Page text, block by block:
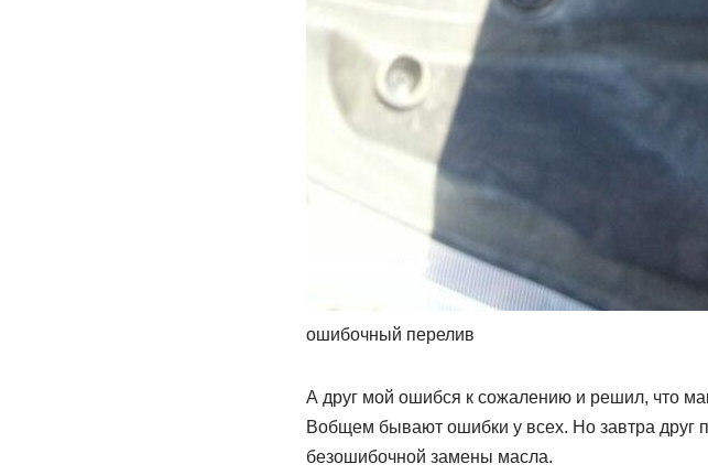
ошибочный перелив
А друг мой ошибся к сожалению и решил, что
Вобщем бывают ошибки у всех. Но завтра друг
безошибочной замены масла.